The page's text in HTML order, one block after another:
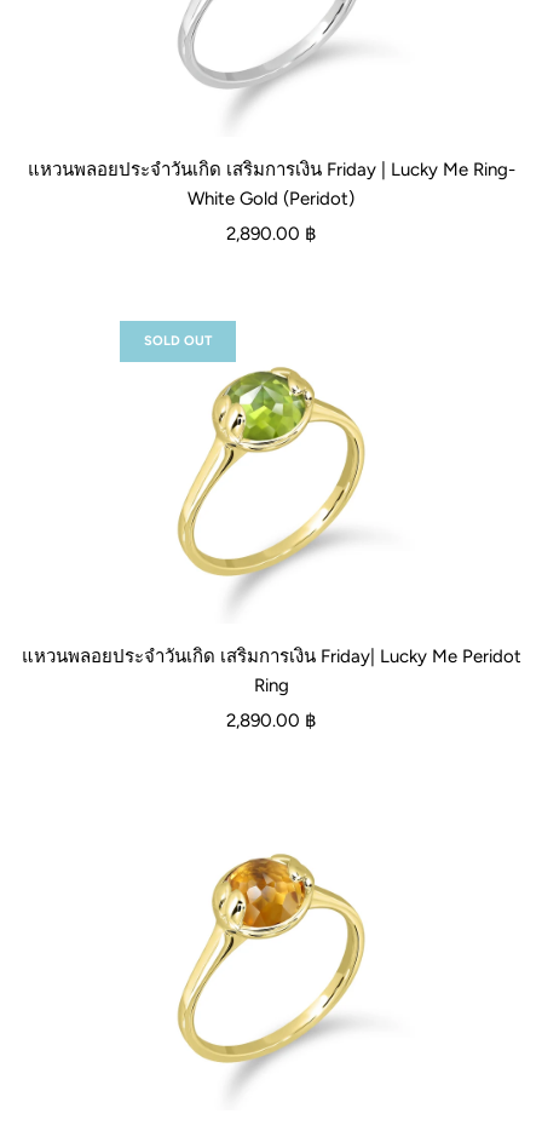
แหวนพลอยประจำวันเกิด เสริมการเงิน Friday | Lucky Me Ring-
White Gold (Peridot)
2,890.00 ฿
แหวนพลอยประจำวันเกิด เสริมการเงิน Friday| Lucky Me Peridot
Ring
2,890.00 ฿
SOLD OUT